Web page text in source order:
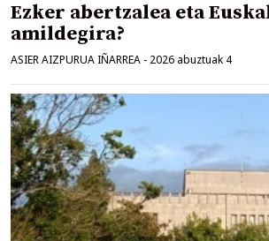
Ezker abertzalea eta
amildegira?
ASIER AIZPURUA IÑARREA - 2026 abuztuak 4